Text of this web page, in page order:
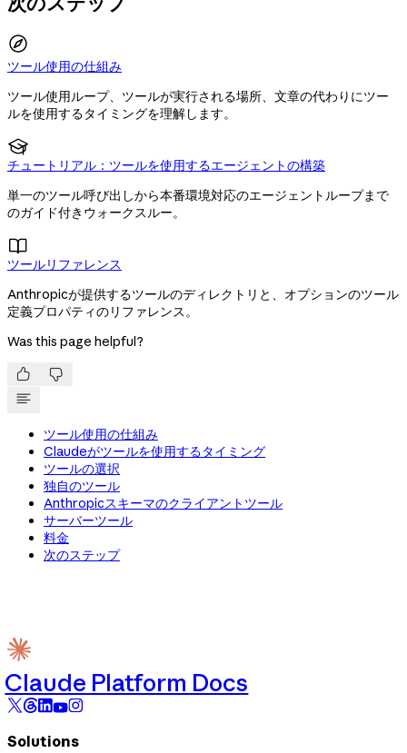
ツール使用の仕組み
ツール使用ループ、ツールが実行される場所、文章の代わりにツー
ルを使用するタイミングを理解します。

チュートリアル：ツールを使用するエージェントの構築
単一のツール呼び出しから本番環境対応のエージェントループまで
のガイド付きウォークスルー。

ツールリファレンス
Anthropicが提供するツールのディレクトリと、オプションのツール
定義プロパティのリファレンス。
Was this page helpful?
 
ツール使用の仕組み
Claudeがツールを使用するタイミング
ツールの選択
独自のツール
Anthropicスキーマのクライアントツール
サーバーツール
料金
次のステップ
Claude Platform Docs
Solutions